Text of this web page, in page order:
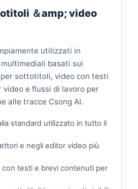
＆amp; video
utilizzati in
basati sui
sottotitoli, video con testi
video e flussi di lavoro per
alle tracce Csong AI.
standard utilizzato in tutto il
e negli editor video più
con testi e brevi contenuti per